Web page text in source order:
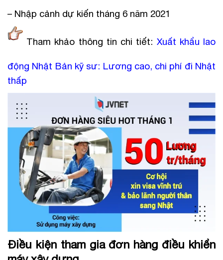
– Nhập cảnh dự kiến tháng 6 năm 2021
Tham khảo thông tin chi tiết: Xuất khẩu lao
động Nhật Bản kỹ sư: Lương cao, chi phí đi Nhật
thấp
Điều kiện tham gia đơn hàng điều khiển